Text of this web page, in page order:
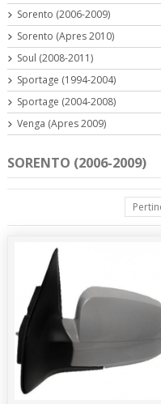
SORENTO (2006-2009)
Sorento (2006-2009)
Sorento (Apres 2010)
Soul (2008-2011)
Sportage (1994-2004)
Sportage (2004-2008)
Venga (Apres 2009)